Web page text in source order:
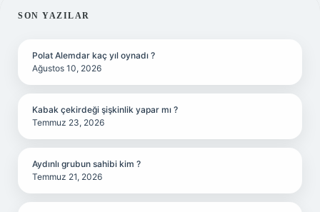
SIDEBAR
SON YAZILAR
Polat Alemdar kaç yıl oynadı ?
Ağustos 10, 2026
Kabak çekirdeği şişkinlik yapar mı ?
Temmuz 23, 2026
Aydınlı grubun sahibi kim ?
Temmuz 21, 2026